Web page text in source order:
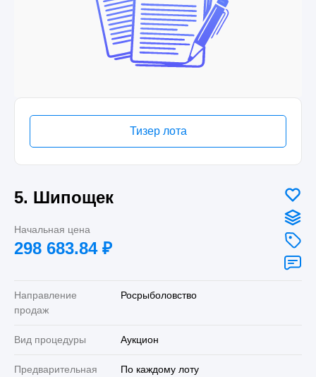
Тизер лота
5. Шипощек
Начальная цена
298 683.84 ₽
Направление
продаж
Росрыболовство
Вид процедуры Аукцион
Предварительная
По каждому лоту